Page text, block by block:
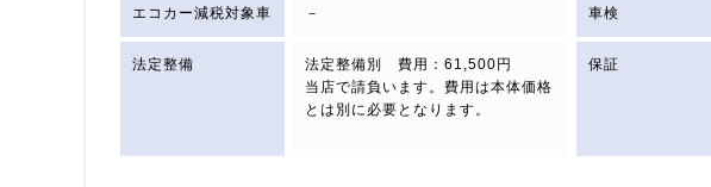
エコカー減税対象車 － 車検
法定整備
法定整備別 費用：61,500円
当店で請負います。費用は本体価格
とは別に必要となります。
保証